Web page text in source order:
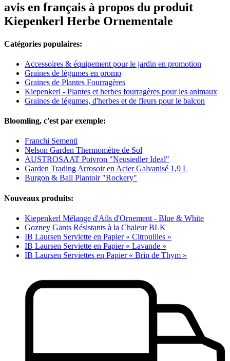
avis en français à propos du produit
Kiepenkerl Herbe Ornementale
Catégories populaires:
Accessoires & équipement pour le jardin en promotion
Graines de légumes en promo
Graines de Plantes Fourragères
Kiepenkerl - Plantes et herbes fourragères pour les animaux
Graines de légumes, d'herbes et de fleurs pour le balcon
Bloomling, c'est par exemple:
Franchi Sementi
Nelson Garden Thermomètre de Sol
AUSTROSAAT Poivron "Neusiedler Ideal"
Garden Trading Arrosoir en Acier Galvanisé 1,9 L
Burgon & Ball Plantoir "Rockery"
Nouveaux produits:
Kiepenkerl Mélange d'Ails d'Ornement - Blue & White
Gozney Gants Résistants à la Chaleur BLK
IB Laursen Serviette en Papier « Citrouilles »
IB Laursen Serviette en Papier « Lavande »
IB Laursen Serviettes en Papier « Brin de Thym »